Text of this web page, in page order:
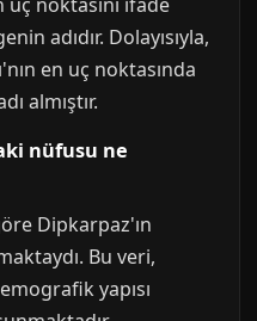
adıdır. Dolayısıyla,
en uç noktasında
almıştır.
nüfusu ne
Dipkarpaz'ın
Bu veri,
yapısı